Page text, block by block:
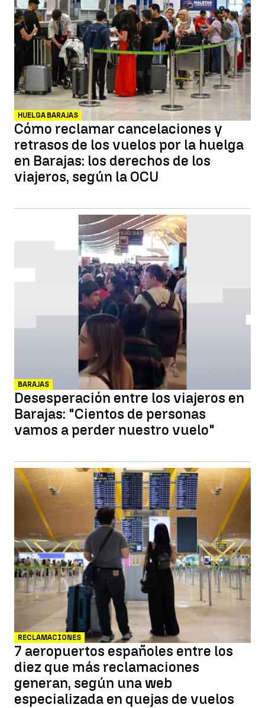
HUELGA BARAJAS
Cómo reclamar cancelaciones y
retrasos de los vuelos por la huelga
en Barajas: los derechos de los
viajeros, según la OCU
BARAJAS
Desesperación entre los viajeros en
Barajas: "Cientos de personas
vamos a perder nuestro vuelo"
RECLAMACIONES
7 aeropuertos españoles entre los
diez que más reclamaciones
generan, según una web
especializada en quejas de vuelos